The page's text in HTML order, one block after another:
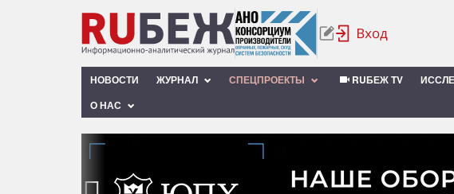
НОВОСТИ ЖУРНАЛ СПЕЦПРОЕКТЫ RUБЕЖ TV
О НАС